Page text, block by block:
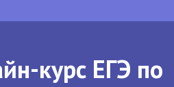
курс ЕГЭ по